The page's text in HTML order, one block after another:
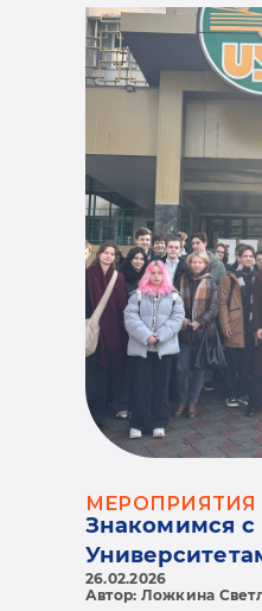
МЕРОПРИЯТИЯ
Знакомимся с
26.02.2026
Автор: Ложкина